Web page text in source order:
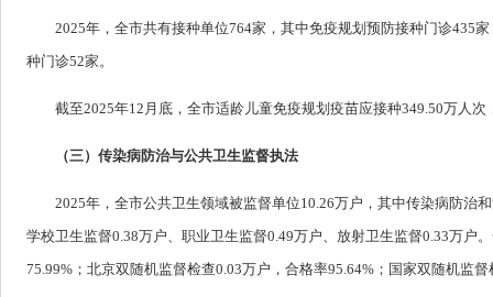
2025年，全市共有接种单位764家，其中免疫规划预防接种门诊435
种门诊52家。
截至2025年12月底，全市适龄儿童免疫规划疫苗应接种349.50万人
（三）传染病防治与公共卫生监督执法
2025年，全市公共卫生领域被监督单位10.26万户，其中传染病防治
学校卫生监督0.38万户、职业卫生监督0.49万户、放射卫生监督0.33万户
75.99%；北京双随机监督检查0.03万户，合格率95.64%；国家双随机监